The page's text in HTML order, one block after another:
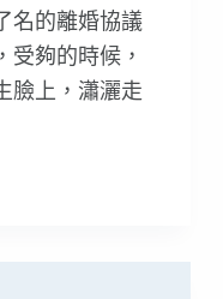
名的離婚協議
受夠的時候，
臉上，瀟灑走